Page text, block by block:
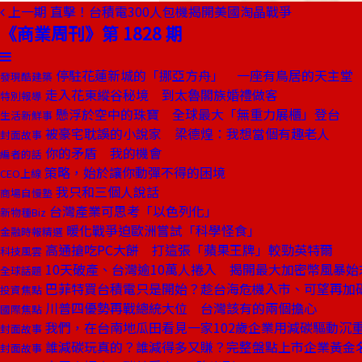
上一期 直擊！台積電300人包機揭開美國淘晶戰爭
《商業周刊》第 1828 期
發現酷建築 停駐花蓮新城的「挪亞方舟」 一座有鳥居的天主堂
特別報導 走入花東縱谷秘境 到太魯閣族婚禮做客
生活新鮮事 懸浮於空中的珠寶 全球最大「無重力展櫃」登台
封面故事 被豪宅耽誤的小說家 梁德煌：我想當個有趣老人
編者的話 你的矛盾 我的機會
CEO上線 策略，始於讓你動彈不得的困境
商場自慢塾 我只和三個人說話
新物種Biz 台灣產業可思考「以色列化」
金融時報精選 暖化戰爭迫歐洲嘗試「科學怪食」
科技風雲 高通搶吃PC大餅 打這張「蘋果王牌」較勁英特爾
全球話題 10天破產、台灣逾10萬人捲入 揭開最大加密幣風暴始
投資焦點 巴菲特買台積電只是開始？趁台海危機入市、可望再加
國際焦點 川普四優勢再戰總統大位 台灣該有的兩個擔心
封面故事 我們，在台南地瓜田看見一家102歲企業用減碳驅動沉
封面故事 誰減碳玩真的？誰減得多又賺？完整盤點上市企業黃金